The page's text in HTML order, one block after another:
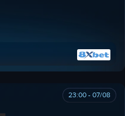
23:00 - 07/08